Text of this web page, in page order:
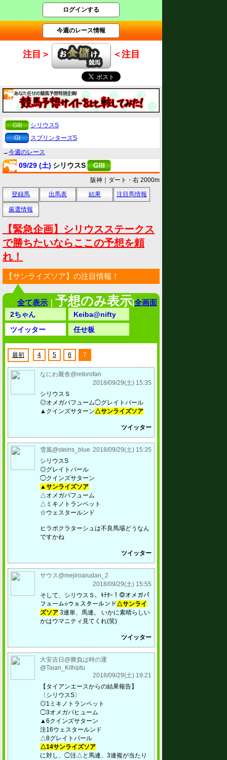
ログインする
今週のレース情報
注目＞ ＜注目
GIII
シリウスS
GI
スプリンターズS
→今週のレース
09/29 (土) シリウスS GIII
阪神｜ダート・右 2000m
登録馬
出馬表 結果 注目馬情報
厳選情報
【緊急企画】シリウスステークス
で勝ちたいならここの予想を頼
れ！
【サンライズソア】の注目情報！
全て表示 ｜ 予想のみ表示|全画面
2ちゃん
Keiba@nifty
ツイッター
任せ板
最初 4 5 6 7
なにわ厩舎@retorofan
2018/09/29(土) 15:35
シリウスＳ
◎オメガパフューム◯グレイトパール
▲クインズサターン△サンライズソア
ツイッター
雪風@steins_blue 2018/09/29(土) 15:35
シリウスS
◎グレイトパール
◯クインズサターン
▲サンライズソア
△オメガパフューム
△ミキノトランペット
☆ウェスタールンド
ヒラボクラターシュは不良馬場どうなん
ですかね
ツイッター
サウス@mejiroarudan_2
2018/09/29(土) 15:55
そして、シリウスＳ、ｷﾃﾀｰ！◎オメガパ
フューム○ウェスタールンド△サンライ
ズソア 3連単、馬連。 いかに素晴らしい
かはウマニティ見てくれ(笑)
ツイッター
大安吉日@勝負は時の運
@Taian_Kithijitu
2018/09/29(土) 19:21
【タイアンエースからの結果報告】
〈シリウスS〉
◎1ミキノトランペット
◯3オメガパヒューム
▲6クインズサターン
注16ウェスタールンド
△8グレイトパール
△14サンライズソア
に対し、◯注△と馬連、3連複が当たり